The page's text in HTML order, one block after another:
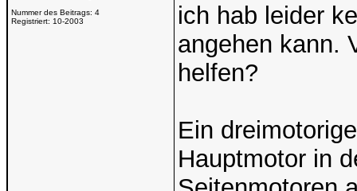
Nummer des Beitrags: 4
Registriert: 10-2003
ich hab leider
angehen kann.
helfen?
Ein
Hauptmotor in